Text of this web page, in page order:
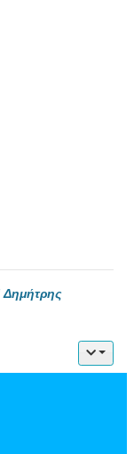
Δημήτρης